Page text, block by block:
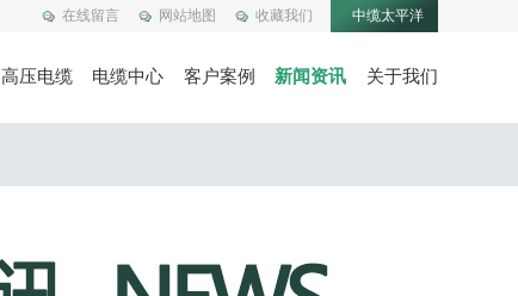
在线留言 网站地图 收藏我们 中缆太平洋
高压电缆 电缆中心 客户案例 新闻资讯 关于我们